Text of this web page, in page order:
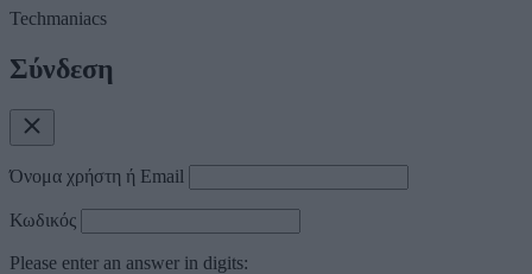
Techmaniacs
Σύνδεση
Όνομα χρήστη ή Email
Κωδικός
Please enter an answer in digits: